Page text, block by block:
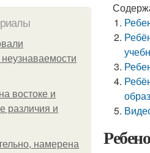
востоке и
различия и
намерена